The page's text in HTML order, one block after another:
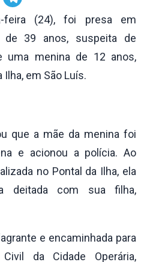
feira (24), foi presa em
de 39 anos, suspeita de
uma menina de 12 anos,
em São Luís.
que a mãe da menina foi
e acionou a polícia. Ao
no Pontal da Ilha, ela
deitada com sua filha,
e encaminhada para
da Cidade Operária,